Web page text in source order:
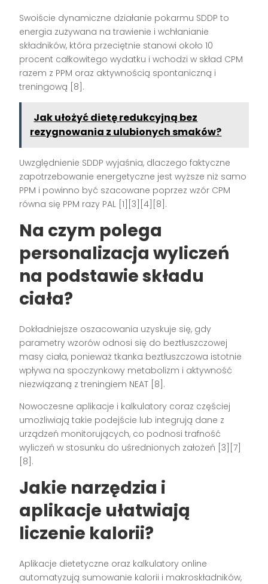
Swoiście dynamiczne działanie pokarmu SDDP to
energia zużywana na trawienie i wchłanianie
składników, która przeciętnie stanowi około 10
procent całkowitego wydatku i wchodzi w skład CPM
razem z PPM oraz aktywnością spontaniczną i
treningową [8].
Jak ułożyć dietę redukcyjną bez
rezygnowania z ulubionych smaków?
Uwzględnienie SDDP wyjaśnia, dlaczego faktyczne
zapotrzebowanie energetyczne jest wyższe niż samo
PPM i powinno być szacowane poprzez wzór CPM
równa się PPM razy PAL [1][3][4][8].
Na czym polega
personalizacja wyliczeń
na podstawie składu
ciała?
Dokładniejsze oszacowania uzyskuje się, gdy
parametry wzorów odnosi się do beztłuszczowej
masy ciała, ponieważ tkanka beztłuszczowa istotnie
wpływa na spoczynkowy metabolizm i aktywność
niezwiązaną z treningiem NEAT [8].
Nowoczesne aplikacje i kalkulatory coraz częściej
umożliwiają takie podejście lub integrują dane z
urządzeń monitorujących, co podnosi trafność
wyliczeń w stosunku do uśrednionych założeń [3][7]
[8].
Jakie narzędzia i
aplikacje ułatwiają
liczenie kalorii?
Aplikacje dietetyczne oraz kalkulatory online
automatyzują sumowanie kalorii i makroskładników,